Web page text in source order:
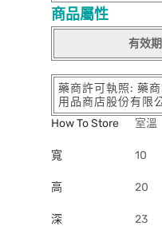
商品屬性
有效
藥商許可執照: 藥
用品商店股份有限
How To Store
室溫
寬 10
高 20
深 23